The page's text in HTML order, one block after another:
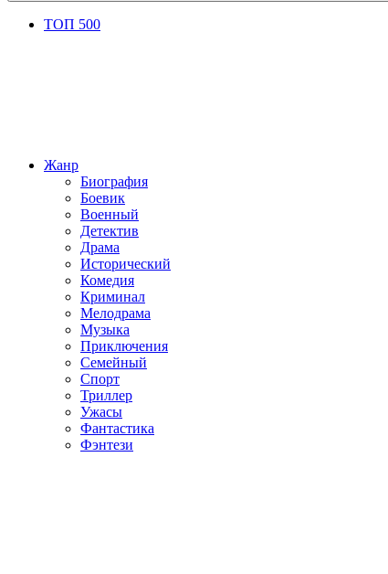
ТОП 500
Жанр
Биография
Боевик
Военный
Детектив
Драма
Исторический
Комедия
Криминал
Мелодрама
Музыка
Приключения
Семейный
Спорт
Триллер
Ужасы
Фантастика
Фэнтези